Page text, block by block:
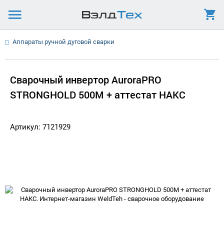
Аппараты ручной дуговой сварки
Сварочный инвертор AuroraPRO
STRONGHOLD 500M + аттестат НАКС
Артикул: 7121929